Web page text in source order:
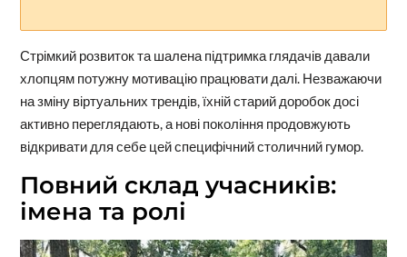
Стрімкий розвиток та шалена підтримка глядачів давали
хлопцям потужну мотивацію працювати далі. Незважаючи
на зміну віртуальних трендів, їхній старий доробок досі
активно переглядають, а нові покоління продовжують
відкривати для себе цей специфічний столичний гумор.
Повний склад учасників:
імена та ролі